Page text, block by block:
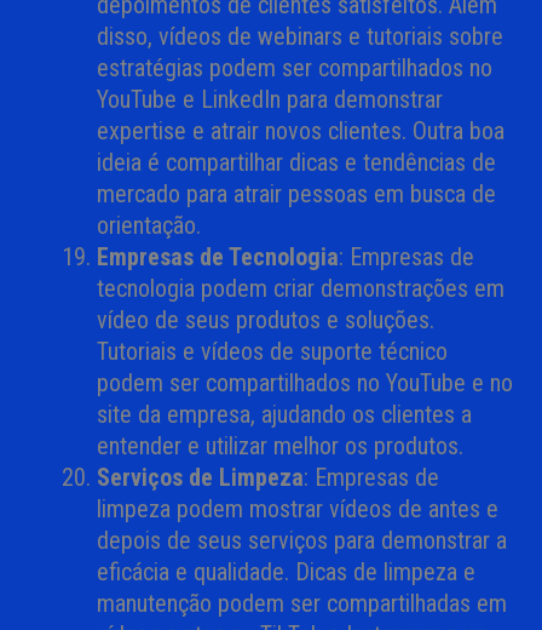
disso, vídeos de webinars e tutoriais sobre
estratégias podem ser compartilhados no
YouTube e LinkedIn para demonstrar
expertise e atrair novos clientes. Outra boa
ideia é compartilhar dicas e tendências de
mercado para atrair pessoas em busca de
orientação.
Empresas de Tecnologia: Empresas de
tecnologia podem criar demonstrações em
vídeo de seus produtos e soluções.
Tutoriais e vídeos de suporte técnico
podem ser compartilhados no YouTube e no
site da empresa, ajudando os clientes a
entender e utilizar melhor os produtos.
Serviços de Limpeza: Empresas de
limpeza podem mostrar vídeos de antes e
depois de seus serviços para demonstrar a
eficácia e qualidade. Dicas de limpeza e
manutenção podem ser compartilhadas em